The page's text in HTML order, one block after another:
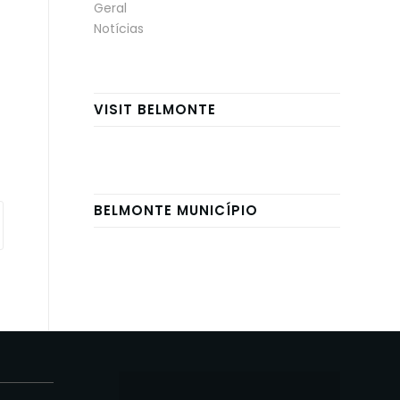
Geral
Notícias
VISIT BELMONTE
BELMONTE MUNICÍPIO